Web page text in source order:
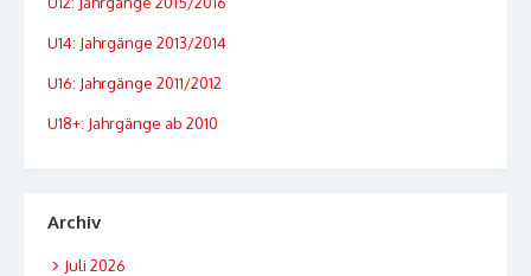
U14: Jahrgänge 2013/2014
U16: Jahrgänge 2011/2012
U18+: Jahrgänge ab 2010
Archiv
Juli 2026